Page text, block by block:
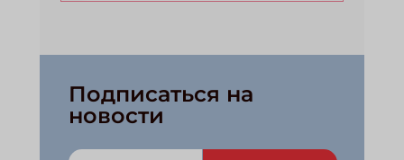
Подписаться на
новости